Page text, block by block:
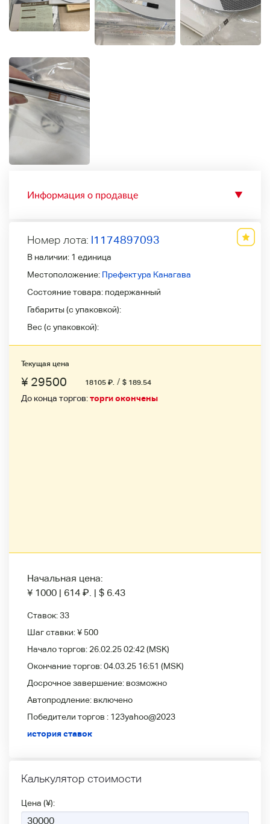
Информация о продавце ▼
Номер лота: l1174897093
В наличии: 1 единица
Местоположение: Префектура Канагава
Состояние товара: подержанный
Габариты (с упаковкой):
Вес (с упаковкой):
Текущая цена
¥ 29500 18105 ₽ / $ 189.54
До конца торгов:торги окончены
Начальная цена:
¥ 1000 | 614 ₽ | $ 6.43
Ставок:33
Шаг ставки:¥ 500
Начало торгов: 26.02.25 02:42(MSK)
Окончание торгов:04.03.25 16:51 (MSK)
Досрочное завершение: возможно
Автопродление: включено
Победители
торгов : 123yahoo@2023
история ставок
Калькулятор стоимости
Цена (¥):